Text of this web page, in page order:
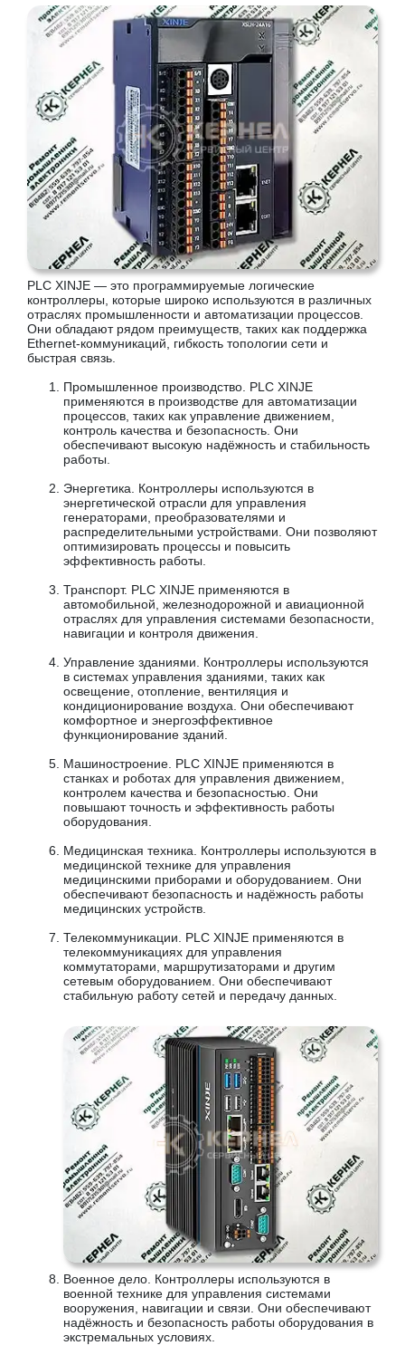
PLC XINJE — это программируемые логические
контроллеры, которые широко используются в различных
отраслях промышленности и автоматизации процессов.
Они обладают рядом преимуществ, таких как поддержка
Ethernet-коммуникаций, гибкость топологии сети и
быстрая связь.
Промышленное производство. PLC XINJE
применяются в производстве для автоматизации
процессов, таких как управление движением,
контроль качества и безопасность. Они
обеспечивают высокую надёжность и стабильность
работы.
Энергетика. Контроллеры используются в
энергетической отрасли для управления
генераторами, преобразователями и
распределительными устройствами. Они позволяют
оптимизировать процессы и повысить
эффективность работы.
Транспорт. PLC XINJE применяются в
автомобильной, железнодорожной и авиационной
отраслях для управления системами безопасности,
навигации и контроля движения.
Управление зданиями. Контроллеры используются
в системах управления зданиями, таких как
освещение, отопление, вентиляция и
кондиционирование воздуха. Они обеспечивают
комфортное и энергоэффективное
функционирование зданий.
Машиностроение. PLC XINJE применяются в
станках и роботах для управления движением,
контролем качества и безопасностью. Они
повышают точность и эффективность работы
оборудования.
Медицинская техника. Контроллеры используются в
медицинской технике для управления
медицинскими приборами и оборудованием. Они
обеспечивают безопасность и надёжность работы
медицинских устройств.
Телекоммуникации. PLC XINJE применяются в
телекоммуникациях для управления
коммутаторами, маршрутизаторами и другим
сетевым оборудованием. Они обеспечивают
стабильную работу сетей и передачу данных.
Военное дело. Контроллеры используются в
военной технике для управления системами
вооружения, навигации и связи. Они обеспечивают
надёжность и безопасность работы оборудования в
экстремальных условиях.